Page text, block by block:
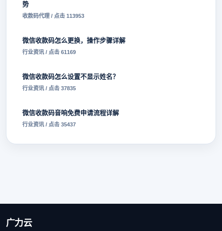
势
收款码代理 / 点击 113953
微信收款码怎么更换，操作步骤详解
行业资讯 / 点击 61169
微信收款码怎么设置不显示姓名？
行业资讯 / 点击 37835
微信收款码音响免费申请流程详解
行业资讯 / 点击 35437
广力云